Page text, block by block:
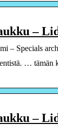
–
– Specials
…
–